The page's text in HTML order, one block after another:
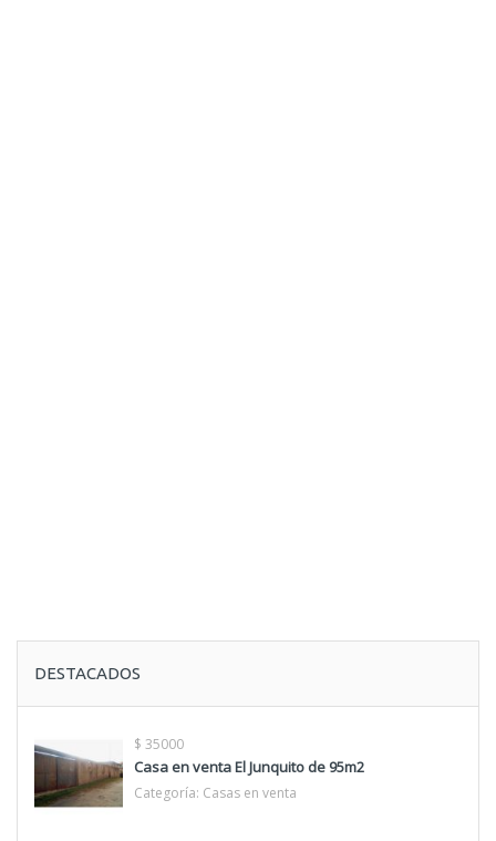
DESTACADOS
$ 35000
Casa en venta El Junquito de 95m2
Categoría: Casas en venta